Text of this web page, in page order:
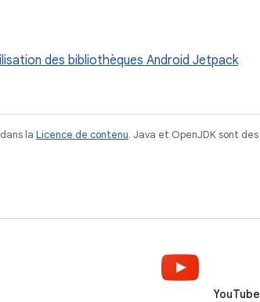
des bibliothèques Android Jetpack
la Licence de contenu. Java et OpenJDK sont des
YouTube